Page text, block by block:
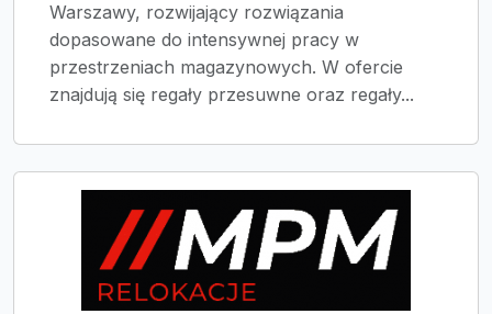
Warszawy, rozwijający rozwiązania
dopasowane do intensywnej pracy w
przestrzeniach magazynowych. W ofercie
znajdują się regały przesuwne oraz regały...